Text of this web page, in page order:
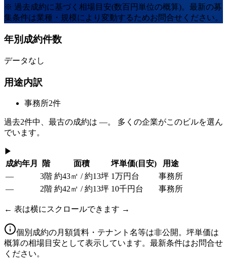
※ 過去成約に基づく相場目安(数百円単位の概算)。最新の募
集条件は業種・規模により変動するためお問合せください。
年別成約件数
データなし
用途内訳
事務所2件
過去2件中、最古の成約は —。 多くの企業がこのビルを選ん
でいます。
▶
成約年月
階 面積 坪単価(目安)
用途
—
3階 約43㎡ / 約13坪 1万円台
事務所
—
2階 約42㎡ / 約13坪 10千円台 事務所
← 表は横にスクロールできます →
個別成約の月額賃料・テナント名等は非公開。坪単価は
概算の相場目安として表示しています。最新条件はお問合せ
ください。